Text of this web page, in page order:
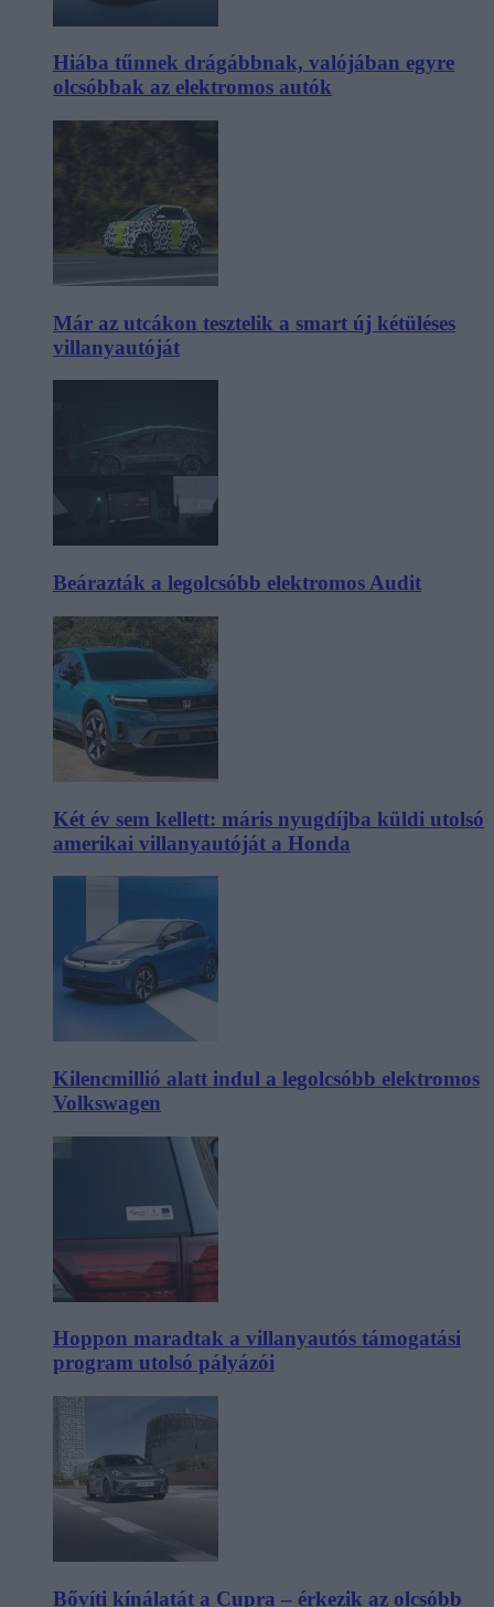
Hiába tűnnek drágábbnak, valójában egyre
olcsóbbak az elektromos autók
Már az utcákon tesztelik a smart új kétüléses
villanyautóját
Beárazták a legolcsóbb elektromos Audit
Két év sem kellett: máris nyugdíjba küldi utolsó
amerikai villanyautóját a Honda
Kilencmillió alatt indul a legolcsóbb elektromos
Volkswagen
Hoppon maradtak a villanyautós támogatási
program utolsó pályázói
Bővíti kínálatát a Cupra – érkezik az olcsóbb